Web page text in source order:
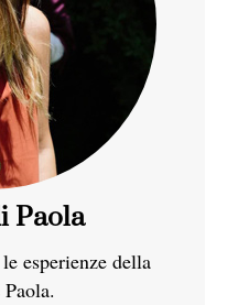
Paola
esperienze della